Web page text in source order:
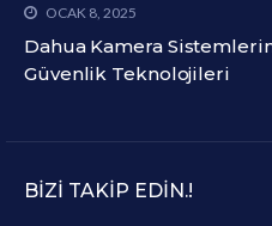
OCAK 8, 2025
Dahua Kamera
Güvenlik Teknolojileri
BIZI TAKIP EDIN.!